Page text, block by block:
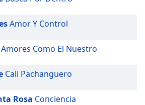
Amor Y Control
Amores Como El Nuestro
Cali Pachanguero
Rosa Conciencia